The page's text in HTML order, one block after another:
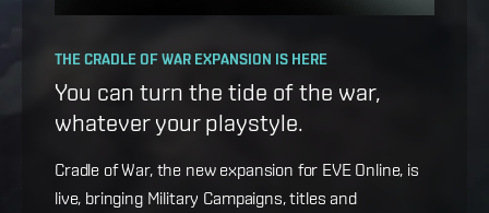
OPERATION AVALON: FAQ
Ansiblex Capacitor Update
Game Design Director FC Okami is back with more
details on force projection and the coming changes
to Ansiblex Jump Bridges in the September Major
THE CRADLE OF WAR EXPANSION IS HERE
You can turn the tide of the war,
whatever your playstyle.
Cradle of War, the new expansion for EVE Online, is
live, bringing Military Campaigns, titles and